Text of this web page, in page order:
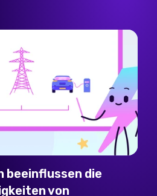
beeinflussen die
von